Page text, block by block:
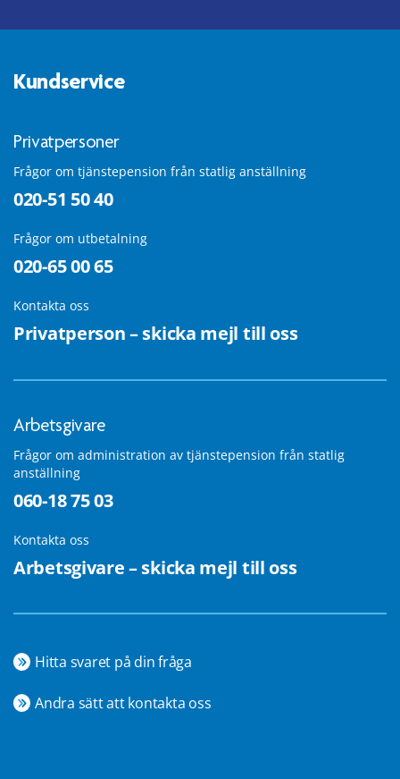
Kundservice
Privatpersoner
Frågor om tjänstepension från statlig anställning
020-51 50 40
Frågor om utbetalning
020-65 00 65
Kontakta oss
Privatperson – skicka mejl till oss
Arbetsgivare
Frågor om administration av tjänstepension från statlig
anställning
060-18 75 03
Kontakta oss
Arbetsgivare – skicka mejl till oss
Hitta svaret på din fråga
Andra sätt att kontakta oss